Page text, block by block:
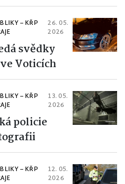
– KŘP
26. 05.
2026
svědky
Voticích
– KŘP
13. 05.
2026
policie
– KŘP
12. 05.
2026